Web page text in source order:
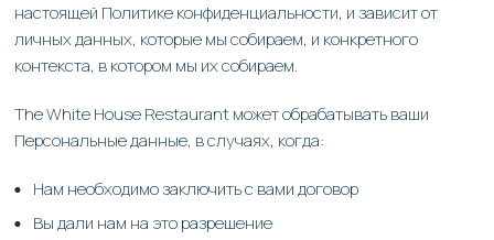
настоящей Политике конфиденциальности, и зависит от
личных данных, которые мы собираем, и конкретного
контекста, в котором мы их собираем.
The White House Restaurant может обрабатывать ваши
Персональные данные, в случаях, когда:
Нам необходимо заключить с вами договор
Вы дали нам на это разрешение